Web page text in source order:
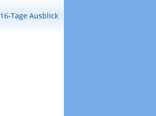
16-Tage Ausblick